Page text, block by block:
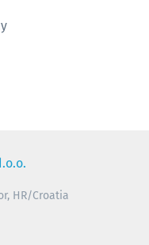
HR/Croatia